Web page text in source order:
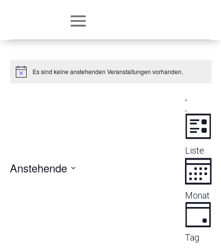
HinweisEs sind keine anstehenden Veranstaltungen vorhanden.
Liste
Liste
Monat
Tag
Anstehende